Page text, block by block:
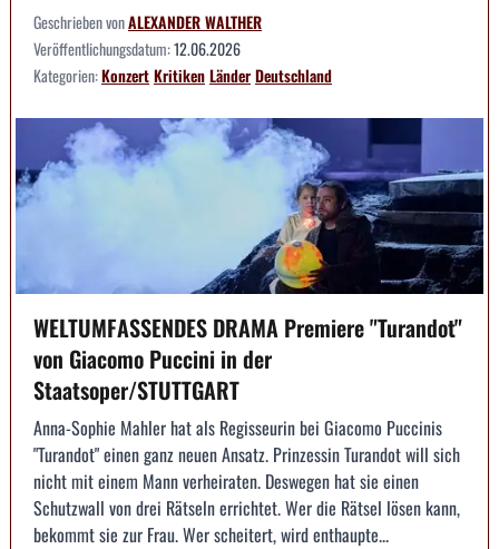
Geschrieben vonALEXANDER WALTHER
Veröffentlichungsdatum:12.06.2026
Kategorien:KonzertKritikenLänderDeutschland
WELTUMFASSENDES DRAMA Premiere "Turandot"
von Giacomo Puccini in der
Staatsoper/STUTTGART
Anna-Sophie Mahler hat als Regisseurin bei Giacomo Puccinis
"Turandot" einen ganz neuen Ansatz. Prinzessin Turandot will sich
nicht mit einem Mann verheiraten. Deswegen hat sie einen
Schutzwall von drei Rätseln errichtet. Wer die Rätsel lösen kann,
bekommt sie zur Frau. Wer scheitert, wird enthaupte...